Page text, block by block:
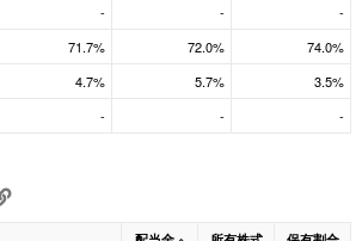
- - -
71.7% 72.0% 74.0%
4.7% 5.7% 3.5%
- - -